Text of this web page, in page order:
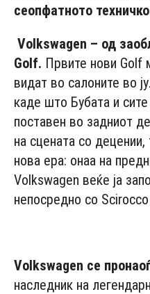
сеопфатното
Volkswagen – од
Golf. Првите нови
видат во салоните во
каде што Бубата и
поставен во задниот
на сцената со
нова ера: онаа на
Volkswagen веќе ја
непосредно со
Volkswagen се
наследник на